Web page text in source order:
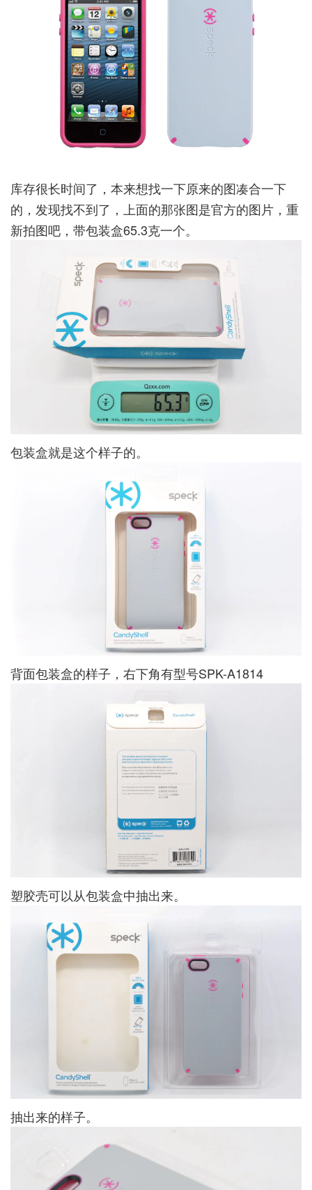
库存很长时间了，本来想找一下原来的图凑合一下
的，发现找不到了，上面的那张图是官方的图片，重
新拍图吧，带包装盒65.3克一个。
包装盒就是这个样子的。
背面包装盒的样子，右下角有型号SPK-A1814
塑胶壳可以从包装盒中抽出来。
抽出来的样子。